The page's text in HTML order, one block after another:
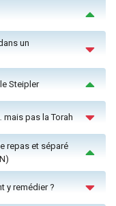
un
Steipler
mais pas la Torah
repas et séparé
y remédier ?